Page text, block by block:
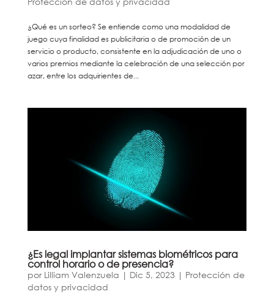
¿Qué es un sorteo? Se entiende como una modalidad de
juego cuya finalidad es publicitaria o de promoción de un
servicio o producto, consistente en la adjudicación de uno o
varios premios mediante la celebración de una selección por
azar, entre los adquirientes de...
¿Es legal implantar sistemas biométricos para
control horario o de presencia?
por Lilliam Valenzuela | Dic 5, 2023 | Protección de
datos y privacidad